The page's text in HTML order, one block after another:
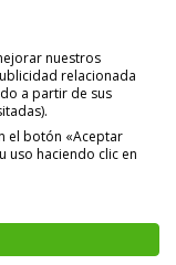
nuestros
relacionada
a partir de sus
el botón «Aceptar
uso haciendo clic en